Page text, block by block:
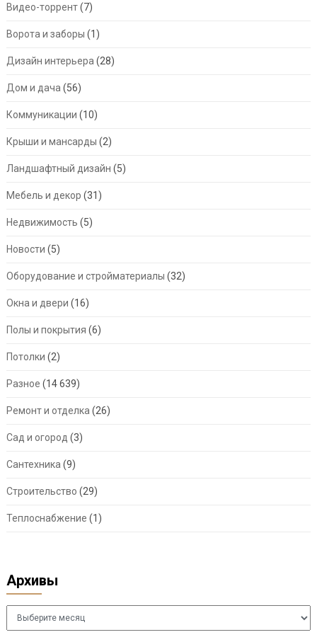
Видео-торрент(7)
Ворота и заборы (1)
Дизайн интерьера (28)
Дом и дача (56)
Коммуникации (10)
Крыши и мансарды (2)
Ландшафтный дизайн (5)
Мебель и декор (31)
Недвижимость (5)
Новости (5)
Оборудование и стройматериалы (32)
Окна и двери (16)
Полы и покрытия (6)
Потолки (2)
Разное (14 639)
Ремонт и отделка (26)
Сад и огород (3)
Сантехника (9)
Строительство (29)
Теплоснабжение (1)
Архивы
Архивы